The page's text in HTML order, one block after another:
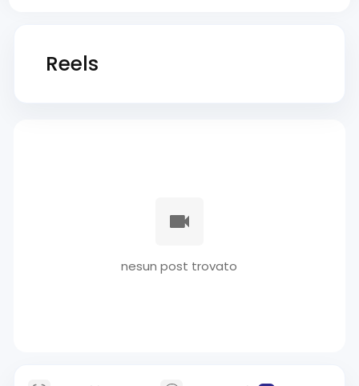
Reels
nesun post trovato